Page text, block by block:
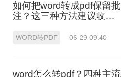
如何把word转成pdf保留批
注？这三种方法建议收
WORD转PDF 06-29 09:40
word怎么转pdf？四种主流